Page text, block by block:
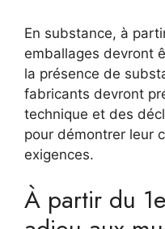
En substance, à
emballages devront
la présence de
fabricants devront
technique et des
pour démontrer leur
exigences.
À partir du